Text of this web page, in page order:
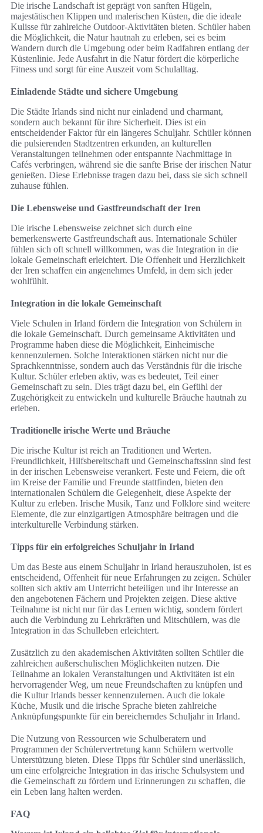
Die irische Landschaft ist geprägt von sanften Hügeln,
majestätischen Klippen und malerischen Küsten, die die ideale
Kulisse für zahlreiche Outdoor-Aktivitäten bieten. Schüler haben
die Möglichkeit, die Natur hautnah zu erleben, sei es beim
Wandern durch die Umgebung oder beim Radfahren entlang der
Küstenlinie. Jede Ausfahrt in die Natur fördert die körperliche
Fitness und sorgt für eine Auszeit vom Schulalltag.
Einladende Städte und sichere Umgebung
Die Städte Irlands sind nicht nur einladend und charmant,
sondern auch bekannt für ihre Sicherheit. Dies ist ein
entscheidender Faktor für ein längeres Schuljahr. Schüler können
die pulsierenden Stadtzentren erkunden, an kulturellen
Veranstaltungen teilnehmen oder entspannte Nachmittage in
Cafés verbringen, während sie die sanfte Brise der irischen Natur
genießen. Diese Erlebnisse tragen dazu bei, dass sie sich schnell
zuhause fühlen.
Die Lebensweise und Gastfreundschaft der Iren
Die irische Lebensweise zeichnet sich durch eine
bemerkenswerte Gastfreundschaft aus. Internationale Schüler
fühlen sich oft schnell willkommen, was die Integration in die
lokale Gemeinschaft erleichtert. Die Offenheit und Herzlichkeit
der Iren schaffen ein angenehmes Umfeld, in dem sich jeder
wohlfühlt.
Integration in die lokale Gemeinschaft
Viele Schulen in Irland fördern die Integration von Schülern in
die lokale Gemeinschaft. Durch gemeinsame Aktivitäten und
Programme haben diese die Möglichkeit, Einheimische
kennenzulernen. Solche Interaktionen stärken nicht nur die
Sprachkenntnisse, sondern auch das Verständnis für die irische
Kultur. Schüler erleben aktiv, was es bedeutet, Teil einer
Gemeinschaft zu sein. Dies trägt dazu bei, ein Gefühl der
Zugehörigkeit zu entwickeln und kulturelle Bräuche hautnah zu
erleben.
Traditionelle irische Werte und Bräuche
Die irische Kultur ist reich an Traditionen und Werten.
Freundlichkeit, Hilfsbereitschaft und Gemeinschaftssinn sind fest
in der irischen Lebensweise verankert. Feste und Feiern, die oft
im Kreise der Familie und Freunde stattfinden, bieten den
internationalen Schülern die Gelegenheit, diese Aspekte der
Kultur zu erleben. Irische Musik, Tanz und Folklore sind weitere
Elemente, die zur einzigartigen Atmosphäre beitragen und die
interkulturelle Verbindung stärken.
Tipps für ein erfolgreiches Schuljahr in Irland
Um das Beste aus einem Schuljahr in Irland herauszuholen, ist es
entscheidend, Offenheit für neue Erfahrungen zu zeigen. Schüler
sollten sich aktiv am Unterricht beteiligen und ihr Interesse an
den angebotenen Fächern und Projekten zeigen. Diese aktive
Teilnahme ist nicht nur für das Lernen wichtig, sondern fördert
auch die Verbindung zu Lehrkräften und Mitschülern, was die
Integration in das Schulleben erleichtert.
Zusätzlich zu den akademischen Aktivitäten sollten Schüler die
zahlreichen außerschulischen Möglichkeiten nutzen. Die
Teilnahme an lokalen Veranstaltungen und Aktivitäten ist ein
hervorragender Weg, um neue Freundschaften zu knüpfen und
die Kultur Irlands besser kennenzulernen. Auch die lokale
Küche, Musik und die irische Sprache bieten zahlreiche
Anknüpfungspunkte für ein bereicherndes Schuljahr in Irland.
Die Nutzung von Ressourcen wie Schulberatern und
Programmen der Schülervertretung kann Schülern wertvolle
Unterstützung bieten. Diese Tipps für Schüler sind unerlässlich,
um eine erfolgreiche Integration in das irische Schulsystem und
die Gemeinschaft zu fördern und Erinnerungen zu schaffen, die
ein Leben lang halten werden.
FAQ